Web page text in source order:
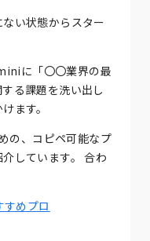
い状態からスター
に「〇〇業界の最
る課題を洗い出し
ます。
の、コピペ可能なプ
しています。 合わ
めプロ